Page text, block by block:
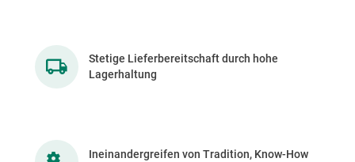
Stetige Lieferbereitschaft durch hohe
Lagerhaltung
Ineinandergreifen von Tradition, Know-How